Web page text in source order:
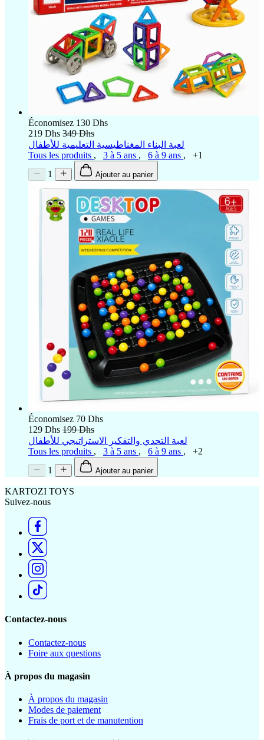
Économisez 130 Dhs
219 Dhs 349 Dhs
لعبة البناء المغناطيسية التعليمية للأطفال
Tous les produits , 3 à 5 ans , 6 à 9 ans ,
+1
1
Ajouter au panier
Économisez 70 Dhs
129 Dhs 199 Dhs
لعبة التحدي والتفكير الاستراتيجي للأطفال
Tous les produits , 3 à 5 ans , 6 à 9 ans ,
+2
1
Ajouter au panier
KARTOZI TOYS
Suivez-nous
Contactez-nous
Contactez-nous
Foire aux questions
À propos du magasin
À propos du magasin
Modes de paiement
Frais de port et de manutention